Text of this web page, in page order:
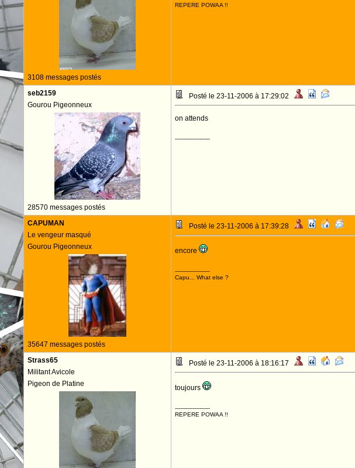
3108 messages postés
REPERE POWAA !!
seb2159
Gourou Pigeonneux
28570 messages postés
Posté le 23-11-2006 à 17:29:02
on attends
--------------------
CAPUMAN
Le vengeur masqué
Gourou Pigeonneux
35647 messages postés
Posté le 23-11-2006 à 17:39:28
encore
--------------------
Capu... What else ?
Strass65
Militant Avicole
Pigeon de Platine
Posté le 23-11-2006 à 18:16:17
toujours
--------------------
REPERE POWAA !!